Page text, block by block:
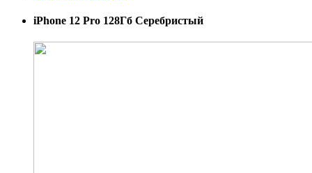
iPhone 12 Pro 128Гб Серебристый